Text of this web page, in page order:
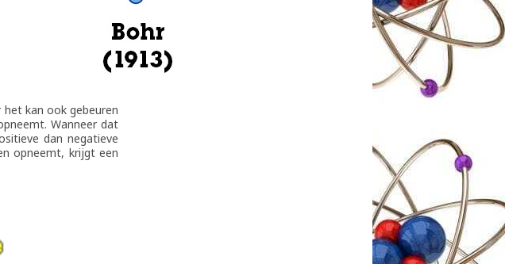
kan ook gebeuren
Wanneer dat
dan negatieve
opneemt, krijgt een